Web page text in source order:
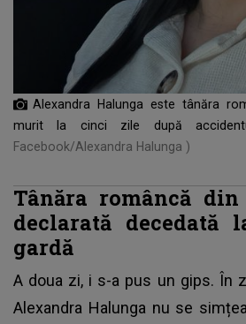
Alexandra Halunga este tânăra
murit la cinci zile după
Facebook/Alexandra Halunga )
Tânăra româncă
declarată decedată
gardă
A doua zi, i s-a pus un gips. În
Alexandra Halunga nu se